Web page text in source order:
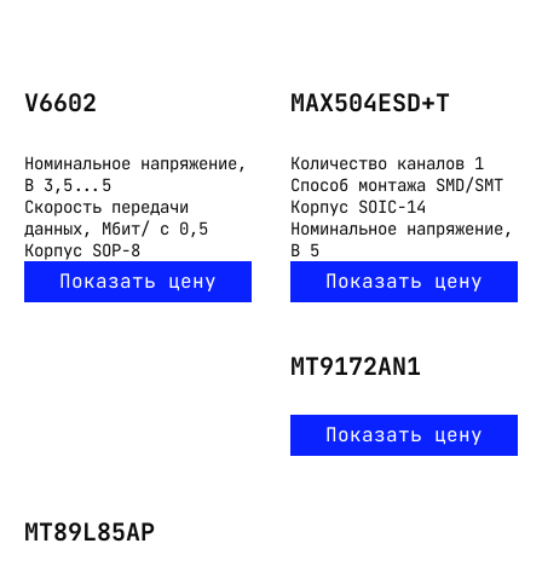
V6602
Номинальное напряжение,
В 3,5...5
Скорость передачи
данных, Мбит/ с 0,5
Корпус SOP-8
Показать цену
MAX504ESD+T
Количество каналов 1
Способ монтажа SMD/SMT
Корпус SOIC-14
Номинальное напряжение,
В 5
Показать цену
MT89L85AP
MT9172AN1
Показать цену